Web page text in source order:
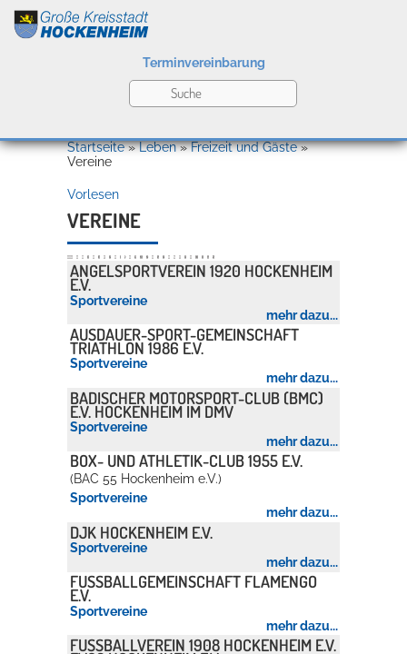
Kultur
Bildung
Wirtschaft
Rathaus
Terminvereinbarung
Willkommen in Hockenheim
Konzerte, Tagungen und vieles mehr
Die Stadthalle Hockenheim bietet den perfekten Standort für Events
Startseite»Leben»Freizeit und Gäste»
Vereine
Vorlesen
VEREINE
Alle A B C D E F G H I J K L M N O P Q R S U V W X Y Z
ANGELSPORTVEREIN 1920 HOCKENHEIM
E.V.
Sportvereine
mehr dazu...
AUSDAUER-SPORT-GEMEINSCHAFT
TRIATHLON 1986 E.V.
Sportvereine
mehr dazu...
BADISCHER MOTORSPORT-CLUB (BMC)
E.V. HOCKENHEIM IM DMV
Sportvereine
mehr dazu...
BOX- UND ATHLETIK-CLUB 1955 E.V.
(BAC 55 Hockenheim e.V.)
Sportvereine
mehr dazu...
DJK HOCKENHEIM E.V.
Sportvereine
mehr dazu...
FUSSBALLGEMEINSCHAFT FLAMENGO E
.V.
Sportvereine
mehr dazu...
FUSSBALLVEREIN 1908 HOCKENHEIM E.V. F